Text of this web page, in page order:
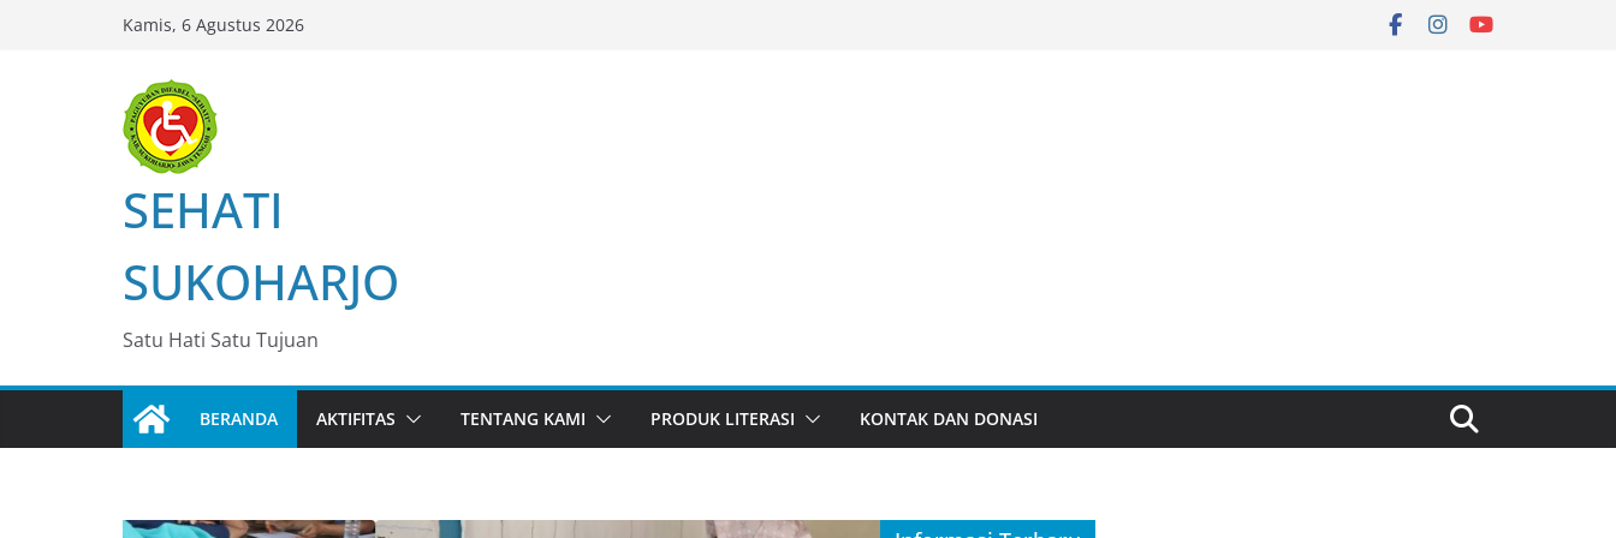
Kamis, 6 Agustus 2026
SEHATI
SUKOHARJO
Satu Hati Satu Tujuan
BERANDA AKTIFITAS TENTANG KAMI PRODUK LITERASI KONTAK DAN DONASI